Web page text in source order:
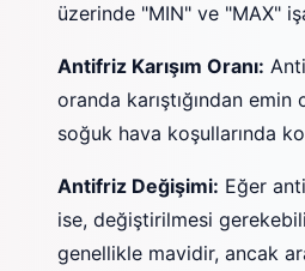
üzerinde "MIN" ve "MAX"
Antifriz Karışım Oranı:
oranda karıştığından
soğuk hava koşullarında
Antifriz Değişimi: Eğer
ise, değiştirilmesi
genellikle mavidir, ancak